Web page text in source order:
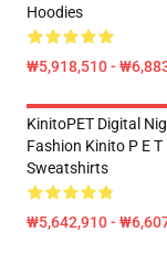
Hoodies
₩5,918,510 -
KinitoPET Digital
Fashion Kinito P E T
Sweatshirts
₩5,642,910 -